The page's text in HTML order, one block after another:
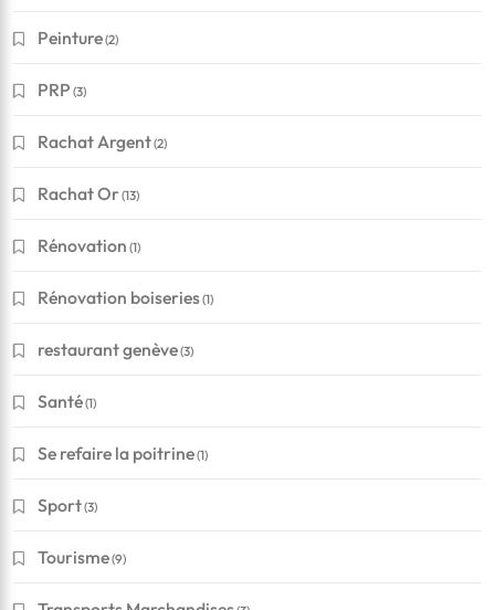
Peinture(2)
PRP (3)
Rachat Argent(2)
Rachat Or(13)
Rénovation (1)
Rénovation boiseries(1)
restaurant genève(3)
Santé(1)
Se refaire la poitrine(1)
Sport(3)
Tourisme(9)